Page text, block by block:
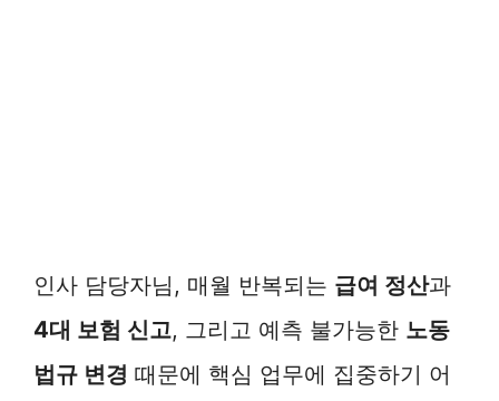
인사 담당자님, 매월 반복되는 급여 정산과
4대 보험 신고, 그리고 예측 불가능한 노동
법규 변경 때문에 핵심 업무에 집중하기 어